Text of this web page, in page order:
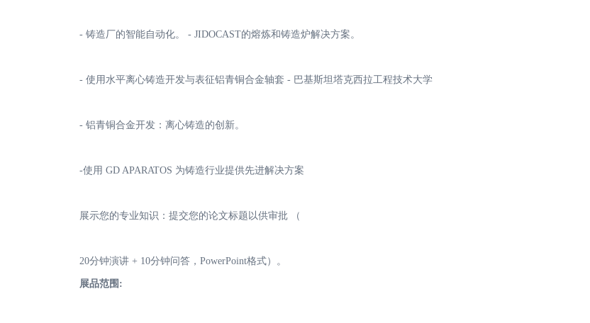
- 铸造厂的智能自动化。 - JIDOCAST的熔炼和铸造炉解决方案。
- 使用水平离心铸造开发与表征铝青铜合金轴套 - 巴基斯坦塔克西拉工程技术大学
- 铝青铜合金开发：离心铸造的创新。
-使用 GD APARATOS 为铸造行业提供先进解决方案
展示您的专业知识：提交您的论文标题以供审批 （
20分钟演讲 + 10分钟问答，PowerPoint格式）。
展品范围: